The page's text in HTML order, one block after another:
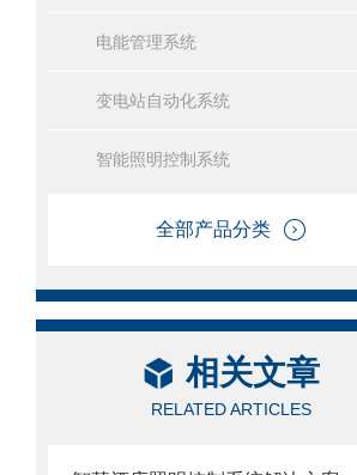
电能管理系统
变电站自动化系统
智能照明控制系统
全部产品分类
相关文章
RELATED ARTICLES